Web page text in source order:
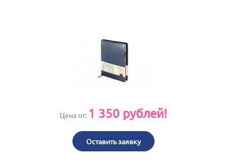
пн-пт 8:30 17:00
Цена от: 1 350 рублей!
Оставить заявку